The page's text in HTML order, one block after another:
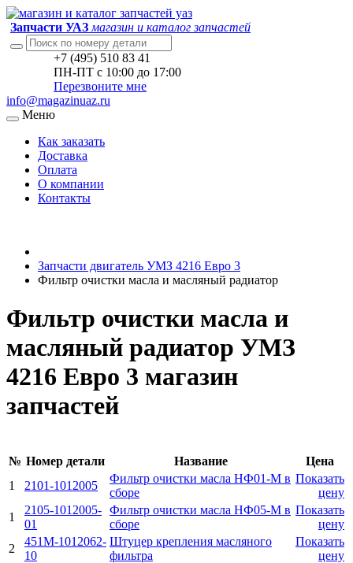
Запчасти УАЗ магазин и каталог запчастей
+7 (495) 510 83 41
ПН-ПТ с 10:00 до 17:00
Перезвоните мне
info@magazinuaz.ru
Меню
Как заказать
Доставка
Оплата
О компании
Контакты
Запчасти двигатель УМЗ 4216 Евро 3
Фильтр очистки масла и масляный радиатор
Фильтр очистки масла и
масляный радиатор УМЗ
4216 Евро 3 магазин
запчастей
№ Номер детали Название
Цена
1
2101-1012005
Фильтр очистки масла НФ01-М в
сборе
Показать
цену
1
2105-1012005-
01
Фильтр очистки масла НФ05-М в
сборе
Показать
цену
2
451М-1012062-
10
Штуцер крепления масляного
фильтра
Показать
цену